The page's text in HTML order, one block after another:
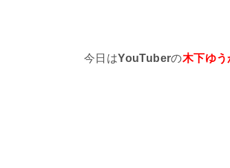
今日はYouTuberの木下ゆう